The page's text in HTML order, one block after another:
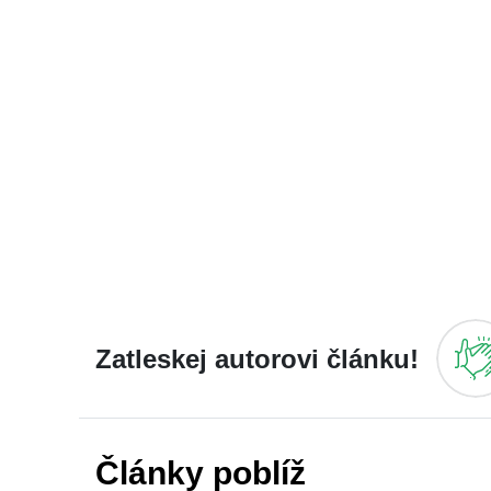
Zatleskej autorovi článku!
Články poblíž